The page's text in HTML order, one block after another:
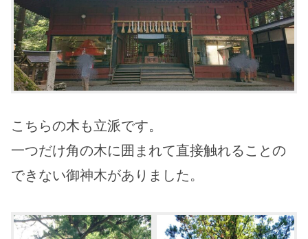
こちらの木も立派です。
一つだけ角の木に囲まれて直接触れることの
できない御神木がありました。